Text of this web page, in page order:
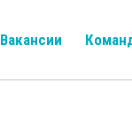
Вакансии